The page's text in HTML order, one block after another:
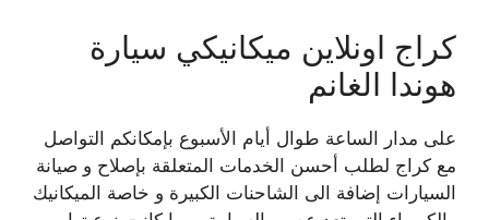
كراج اونلاين ميكانيكي سيارة
هوندا الغانم
على مدار الساعة طوال أيام الأسبوع بإمكانكم التواصل
مع كراج لطلب أحسن الخدمات المتعلقة بإصلاح و صيانة
السيارات إضافة الى الشاحنات الكبيرة و خاصة الميكانيك